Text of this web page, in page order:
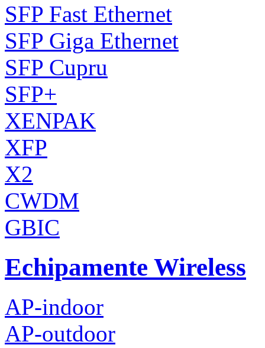
SFP Fast Ethernet
SFP Giga Ethernet
SFP Cupru
SFP+
XENPAK
XFP
X2
CWDM
GBIC
Echipamente Wireless
AP-indoor
AP-outdoor